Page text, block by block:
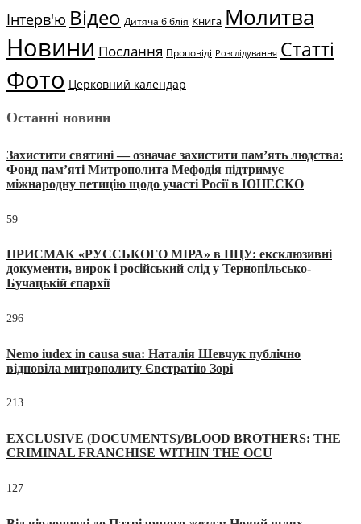
Інтерв'ю Відео Дитяча біблія Книга Молитва
Новини Послання Проповіді Розслідування Статті
Фото Церковний календар
Останні новини
Захистити святині — означає захистити пам’ять людства:
Фонд пам’яті Митрополита Мефодія підтримує
міжнародну петицію щодо участі Росії в ЮНЕСКО
59
ПРИСМАК «РУССЬКОГО МІРА» в ПЦУ: ексклюзивні
документи, вирок і російський слід у Тернопільсько-
Бучацькій єпархії
296
Nemo iudex in causa sua: Наталія Шевчук публічно
відповіла митрополиту Євстратію Зорі
213
EXCLUSIVE (DOCUMENTS)/BLOOD BROTHERS: THE
CRIMINAL FRANCHISE WITHIN THE OCU
127